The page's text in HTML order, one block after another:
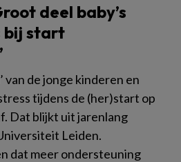
deel baby’s
bij start
van de jonge kinderen en
tijdens de (her)start op
Dat blijkt uit jarenlang
Leiden.
dat meer ondersteuning